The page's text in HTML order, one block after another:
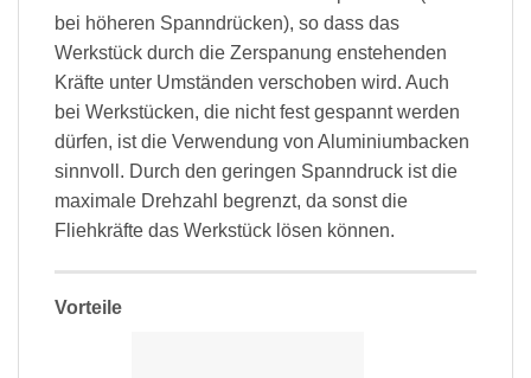
bei höheren Spanndrücken), so dass das
Werkstück durch die Zerspanung enstehenden
Kräfte unter Umständen verschoben wird. Auch
bei Werkstücken, die nicht fest gespannt werden
dürfen, ist die Verwendung von Aluminiumbacken
sinnvoll. Durch den geringen Spanndruck ist die
maximale Drehzahl begrenzt, da sonst die
Fliehkräfte das Werkstück lösen können.
Vorteile